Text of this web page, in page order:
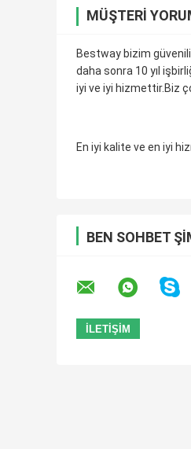
MÜŞTERI
Bestway bizim
daha sonra 10 yıl
iyi ve iyi hizmettir.Biz
En iyi kalite ve en iyi
BEN SOHBET